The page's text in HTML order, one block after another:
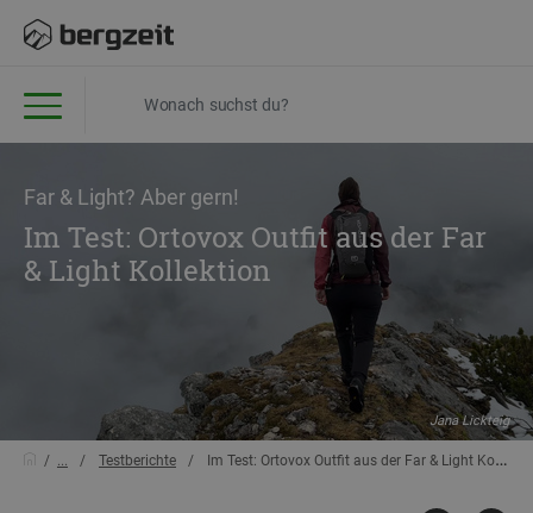
Far & Light? Aber gern!
Im Test: Ortovox Outfit aus der Far
& Light Kollektion
Jana Lickteig
... Testberichte Im Test: Ortovox Outfit aus der Far & Light Kollektion